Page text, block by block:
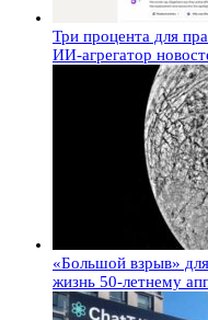
Три процента для
ИИ-агрегатор
«Большой взрыв»
жизнь 50-летнему